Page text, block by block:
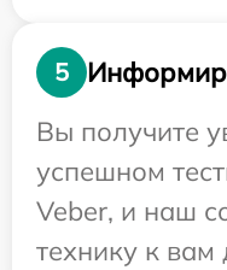
5
Вы получите
успешном
Veber, и наш
технику к